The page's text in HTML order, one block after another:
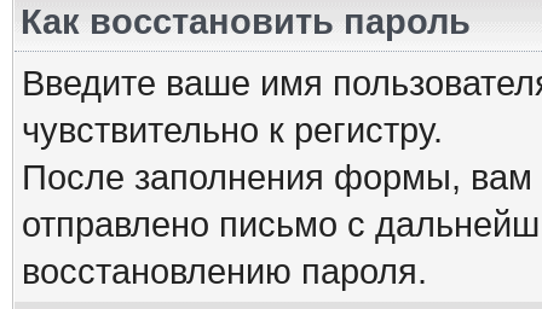
Как восстановить пароль
Введите ваше имя
чувствительно к регистру.
После заполнения формы, вам
отправлено письмо с
восстановлению пароля.